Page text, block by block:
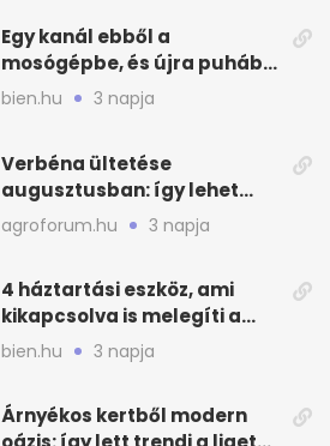
Egy kanál ebből a
mosógépbe, és újra puhább
lesz a törölköző
bien.hu 3 napja
Verbéna ültetése
augusztusban: így lehet
még idén virágos a kert
agroforum.hu 3 napja
4 háztartási eszköz, ami
kikapcsolva is melegíti a
lakást
bien.hu 3 napja
Árnyékos kertből modern